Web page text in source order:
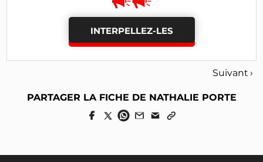
INTERPELLEZ-LES
Suivant ›
PARTAGER LA FICHE DE NATHALIE PORTE